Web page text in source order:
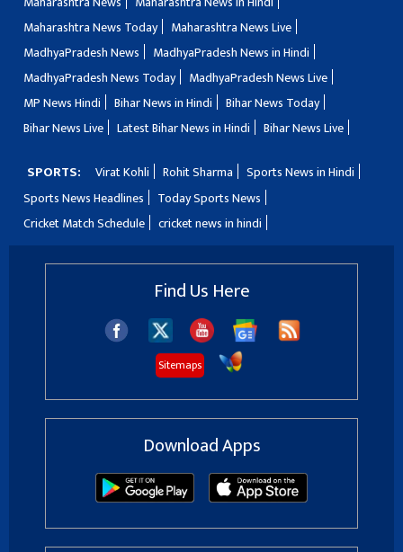
Maharashtra News Today
Maharashtra News Live
MadhyaPradesh News
MadhyaPradesh News in Hindi
MadhyaPradesh News Today
MadhyaPradesh News Live
MP News Hindi
Bihar News in Hindi
Bihar News Today
Bihar News Live
Latest Bihar News in Hindi Bihar News Live
SPORTS: Virat Kohli Rohit Sharma
Sports News in Hindi
Sports News Headlines
Today Sports News
Cricket Match Schedule
cricket news in hindi
Find Us Here
Sitemaps
Download Apps